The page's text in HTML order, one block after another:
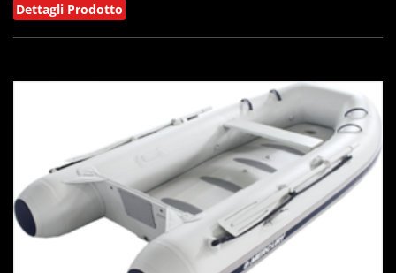
Dettagli Prodotto